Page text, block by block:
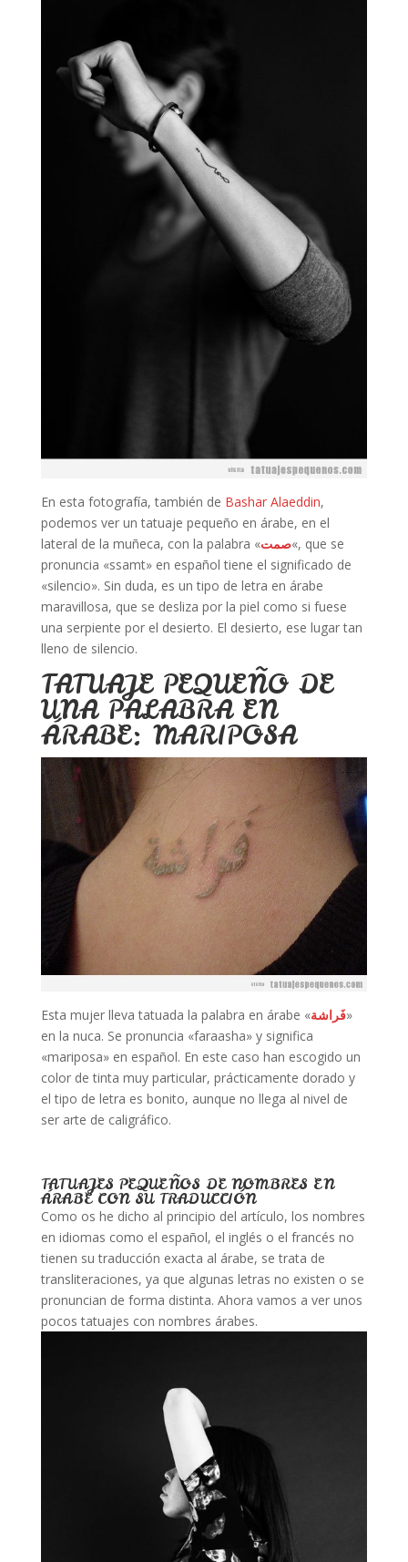
En esta fotografía, también de Bashar Alaeddin,
podemos ver un tatuaje pequeño en árabe, en el
lateral de la muñeca, con la palabra «صمت«, que se
pronuncia «ssamt» en español tiene el significado de
«silencio». Sin duda, es un tipo de letra en árabe
maravillosa, que se desliza por la piel como si fuese
una serpiente por el desierto. El desierto, ese lugar tan
lleno de silencio.
TATUAJE PEQUEÑO DE
UNA PALABRA EN
ÁRABE: MARIPOSA
Esta mujer lleva tatuada la palabra en árabe «فَراشة»
en la nuca. Se pronuncia «faraasha» y significa
«mariposa» en español. En este caso han escogido un
color de tinta muy particular, prácticamente dorado y
el tipo de letra es bonito, aunque no llega al nivel de
ser arte de caligráfico.
TATUAJES PEQUEÑOS DE NOMBRES EN
ÁRABE CON SU TRADUCCIÓN
Como os he dicho al principio del artículo, los nombres
en idiomas como el español, el inglés o el francés no
tienen su traducción exacta al árabe, se trata de
transliteraciones, ya que algunas letras no existen o se
pronuncian de forma distinta. Ahora vamos a ver unos
pocos tatuajes con nombres árabes.